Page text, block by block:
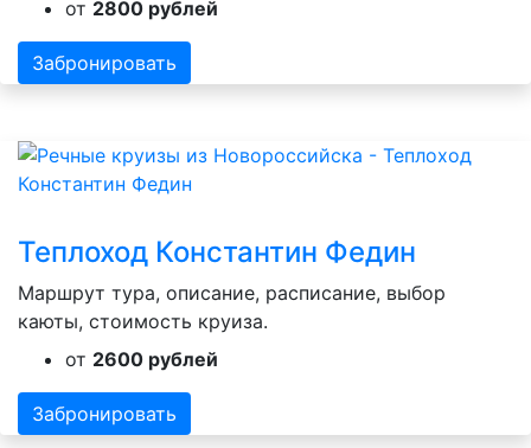
от 2800 рублей
Забронировать
Теплоход Константин Федин
Маршрут тура, описание, расписание, выбор
каюты, стоимость круиза.
от 2600 рублей
Забронировать